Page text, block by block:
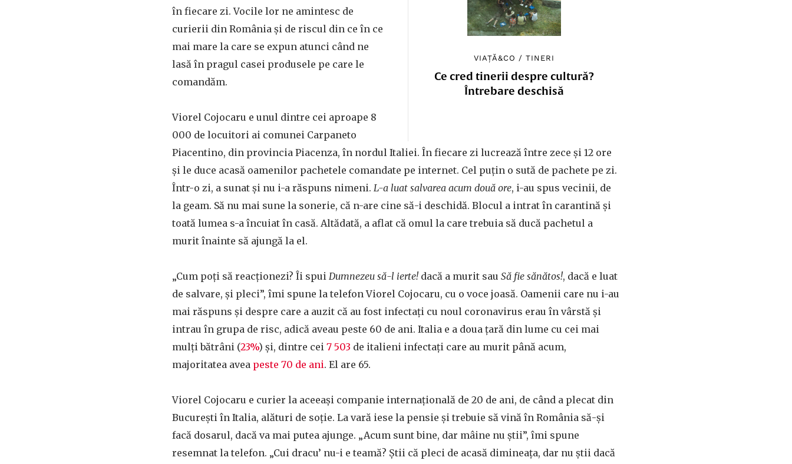
VIAȚĂ&CO /TINERI
Ce cred tinerii despre cultură?
Întrebare deschisă
în fiecare zi. Vocile lor ne amintesc de
curierii din România și de riscul din ce în ce
mai mare la care se expun atunci când ne
lasă în pragul casei produsele pe care le
comandăm.
Viorel Cojocaru e unul dintre cei aproape 8
000 de locuitori ai comunei Carpaneto
Piacentino, din provincia Piacenza, în nordul Italiei. În fiecare zi lucrează între zece și 12 ore
și le duce acasă oamenilor pachetele comandate pe internet. Cel puțin o sută de pachete pe zi.
Într-o zi, a sunat și nu i-a răspuns nimeni. L-a luat salvarea acum două ore, i-au spus vecinii, de
la geam. Să nu mai sune la sonerie, că n-are cine să-i deschidă. Blocul a intrat în carantină și
toată lumea s-a încuiat în casă. Altădată, a aflat că omul la care trebuia să ducă pachetul a
murit înainte să ajungă la el.
„Cum poți să reacționezi? Îi spui Dumnezeu să-l ierte! dacă a murit sau Să fie sănătos!, dacă e luat
de salvare, și pleci”, îmi spune la telefon Viorel Cojocaru, cu o voce joasă. Oamenii care nu i-au
mai răspuns și despre care a auzit că au fost infectați cu noul coronavirus erau în vârstă și
intrau în grupa de risc, adică aveau peste 60 de ani. Italia e a doua țară din lume cu cei mai
mulți bătrâni (23%) și, dintre cei 7 503 de italieni infectați care au murit până acum,
majoritatea avea peste 70 de ani. El are 65.
Viorel Cojocaru e curier la aceeași companie internațională de 20 de ani, de când a plecat din
București în Italia, alături de soție. La vară iese la pensie și trebuie să vină în România să-și
facă dosarul, dacă va mai putea ajunge. „Acum sunt bine, dar mâine nu știi”, îmi spune
resemnat la telefon. „Cui dracu’ nu-i e teamă? Știi că pleci de acasă dimineața, dar nu știi dacă